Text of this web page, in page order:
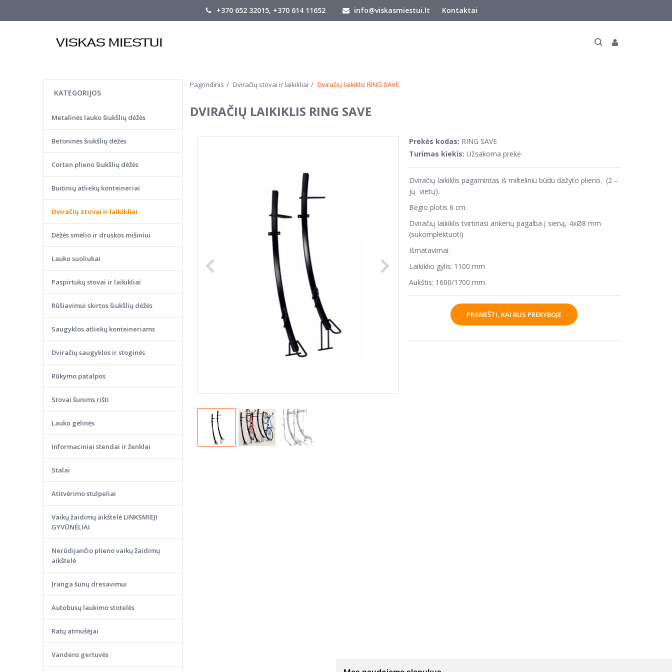
+370 652 32015, +370 614 11652 info@viskasmiestui.lt Kontaktai
Pagrindinis Dviračių stovai ir laikikliai Dviračių laikiklis RING SAVE
DVIRAČIŲ LAIKIKLIS RING SAVE
Prekės kodas: RING SAVE
Turimas kiekis: Užsakoma prekė
Dviračių laikiklis pagamintas iš milteliniu būdu dažyto plieno. (2 –
jų vietų).
Bėgio plotis 6 cm.
Dviračių laikiklis tvirtinasi ankerių pagalba į sieną, 4xØ8 mm
(sukomplektuoti)
Išmatavimai:
Laikiklio gylis: 1100 mm
Aukštis: 1600/1700 mm.
PRANEŠTI, KAI BUS PREKYBOJE
KATEGORIJOS
Metalinės lauko šiukšlių dėžės
Betoninės šiukšlių dėžės
Corten plieno šiukšlių dėžės
Buitinių atliekų konteineriai
Dviračių stovai ir laikikliai
Dėžės smėlio ir druskos mišiniui
Lauko suoliukai
Paspirtukų stovai ir laikikliai
Rūšiavimui skirtos šiukšlių dėžės
Saugyklos atliekų konteineriams
Dviračių saugyklos ir stoginės
Rūkymo patalpos
Stovai šunims rišti
Lauko gėlinės
Informaciniai stendai ir ženklai
Stalai
Atitvėrimo stulpeliai
Vaikų žaidimų aikštelė LINKSMIEJI
GYVŪNĖLIAI
Nerūdijančio plieno vaikų žaidimų
aikštelė
Įranga šunų dresavimui
Autobusų laukimo stotelės
Ratų atmušėjai
Vandens gertuvės